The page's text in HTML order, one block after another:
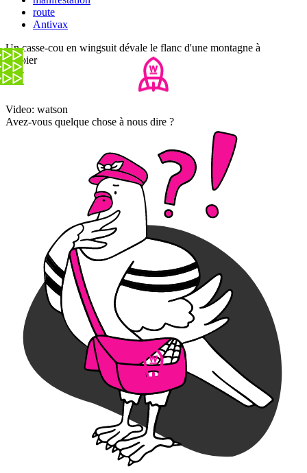
route
Antivax
Un casse-cou en wingsuit dévale le flanc d'une montagne à
Verbier
Video: watson
Avez-vous quelque chose à nous dire ?